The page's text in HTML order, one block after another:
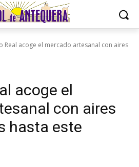
Real acoge el mercado artesanal con aires
acoge el
con aires
hasta este